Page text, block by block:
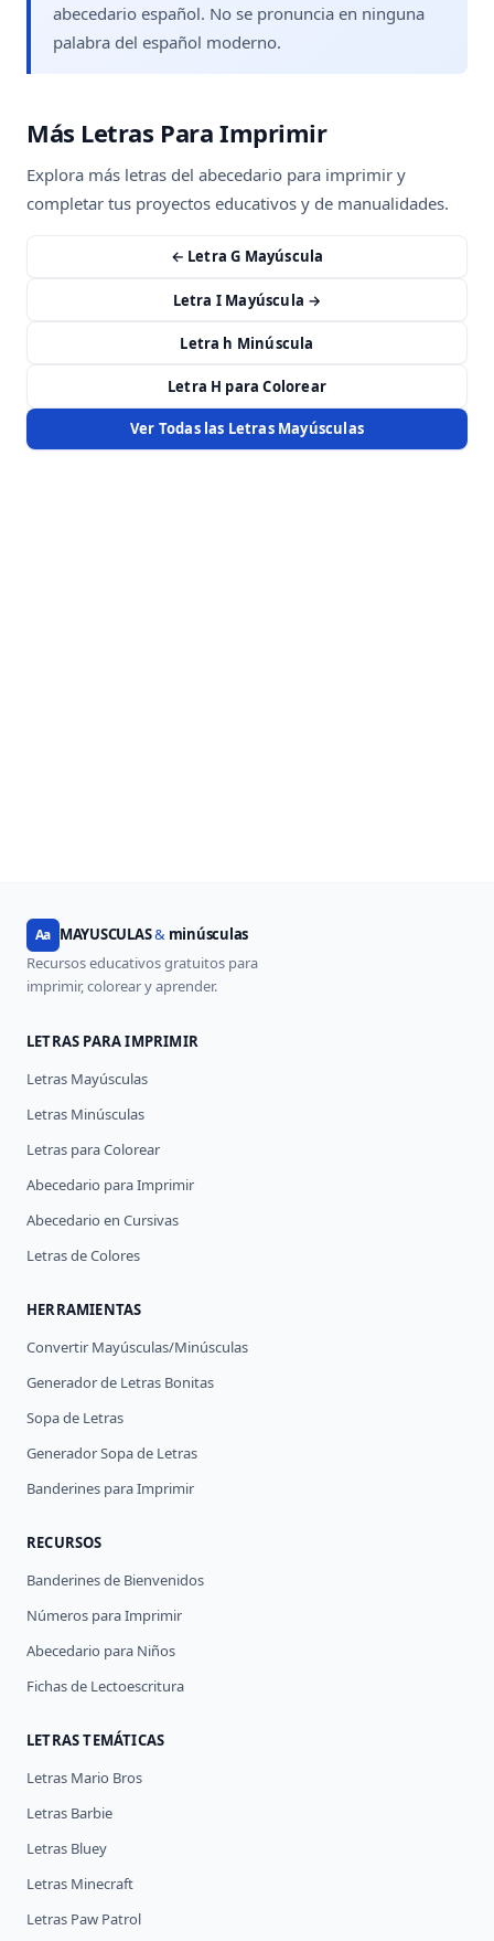
abecedario español. No se pronuncia en ninguna
palabra del español moderno.
Más Letras Para Imprimir
Explora más letras del abecedario para imprimir y
completar tus proyectos educativos y de manualidades.
← Letra G Mayúscula
Letra I Mayúscula →
Letra h Minúscula
Letra H para Colorear
Ver Todas las Letras Mayúsculas
Aa MAYUSCULAS&minúsculas
Recursos educativos gratuitos para
imprimir, colorear y aprender.
LETRAS PARA IMPRIMIR
Letras Mayúsculas
Letras Minúsculas
Letras para Colorear
Abecedario para Imprimir
Abecedario en Cursivas
Letras de Colores
HERRAMIENTAS
Convertir Mayúsculas/Minúsculas
Generador de Letras Bonitas
Sopa de Letras
Generador Sopa de Letras
Banderines para Imprimir
RECURSOS
Banderines de Bienvenidos
Números para Imprimir
Abecedario para Niños
Fichas de Lectoescritura
LETRAS TEMÁTICAS
Letras Mario Bros
Letras Barbie
Letras Bluey
Letras Minecraft
Letras Paw Patrol